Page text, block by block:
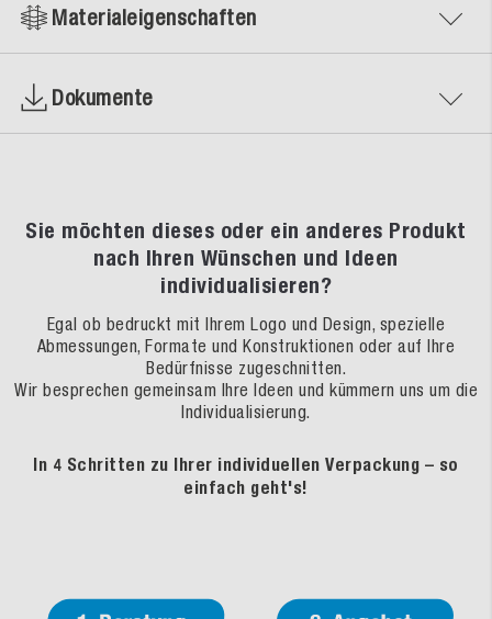
Materialeigenschaften
Dokumente
Sie möchten dieses oder ein anderes Produkt
nach Ihren Wünschen und Ideen
individualisieren?
Egal ob bedruckt mit Ihrem Logo und Design, spezielle
Abmessungen, Formate und Konstruktionen oder auf Ihre
Bedürfnisse zugeschnitten.
Wir besprechen gemeinsam Ihre Ideen und kümmern uns um die
Individualisierung.
In 4 Schritten zu Ihrer individuellen Verpackung – so
einfach geht's!